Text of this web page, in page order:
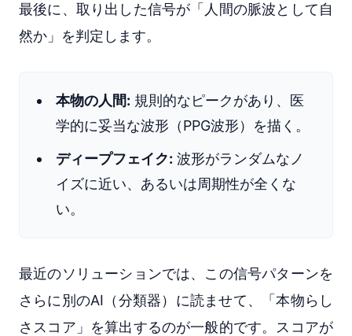
最後に、取り出した信号が「人間の脈波として自
然か」を判定します。
本物の人間: 規則的なピークがあり、医
学的に妥当な波形（PPG波形）を描く。
ディープフェイク: 波形がランダムなノ
イズに近い、あるいは周期性が全くな
い。
最近のソリューションでは、この信号パターンを
さらに別のAI（分類器）に読ませて、「本物らし
さスコア」を算出するのが一般的です。スコアが